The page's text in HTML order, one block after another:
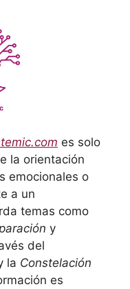
es solo
la orientación
emocionales o
a un
temas como
y
del
la Constelación
es